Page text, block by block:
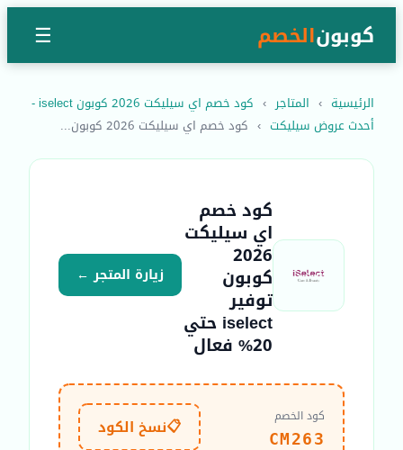
كوبونالخصم ☰
الرئيسية › المتاجر ›
كود خصم اي سيليكت 2026 كوبون iselect -
أحدث عروض سيليكت › كود خصم اي سيليكت 2026 كوبون...
كود خصم
اي سيليكت
2026
كوبون
توفير
iselect حتي
20% فعال
زيارة المتجر ←
كود الخصم
CM263
📋نسخ الكود